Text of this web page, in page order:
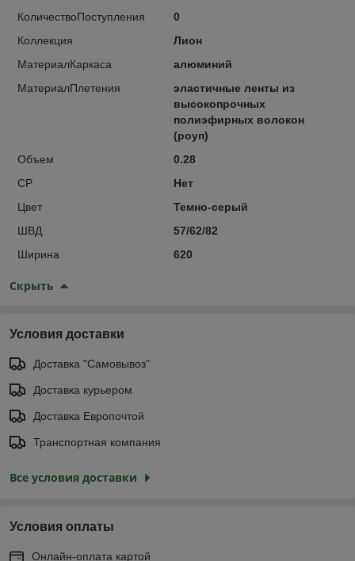
КоличествоПоступления
0
Коллекция
Лион
МатериалКаркаса
алюминий
МатериалПлетения
эластичные ленты из
высокопрочных
полиэфирных волокон
(роуп)
Объем
0.28
СР
Нет
Цвет
Темно-серый
ШВД
57/62/82
Ширина
620
Скрыть
Условия доставки
Доставка "Самовывоз"
Доставка курьером
Доставка Европочтой
Транспортная компания
Все условия доставки
Условия оплаты
Онлайн-оплата картой